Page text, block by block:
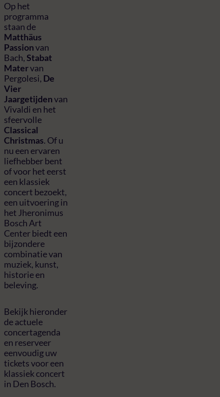
Op het
programma
staan de
Matthäus
Passionvan
Bach,Stabat
Matervan
Pergolesi, De
Vier
Jaargetijdenvan
Vivaldi en het
sfeervolle
Classical
Christmas. Of u
nu een ervaren
liefhebber bent
of voor het eerst
een klassiek
concert bezoekt,
een uitvoering in
het Jheronimus
Bosch Art
Center biedt een
bijzondere
combinatie van
muziek, kunst,
historie en
beleving.
Bekijk hieronder
de actuele
concertagenda
en reserveer
eenvoudig uw
tickets voor een
klassiek concert
in Den Bosch.